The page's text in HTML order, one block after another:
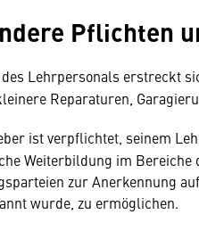
Pflichten
des Lehrpersonals erstreckt
Reparaturen,
ist verpflichtet, seinem
Weiterbildung im Bereiche
zur Anerkennung
wurde, zu ermöglichen.